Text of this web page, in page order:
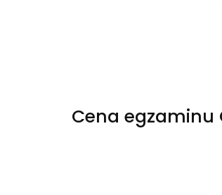
Cena egzaminu